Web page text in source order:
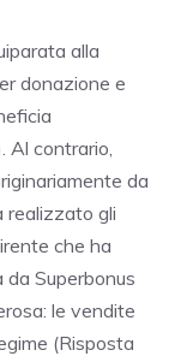
alla
donazione e
Al contrario,
da
realizzato gli
che ha
da Superbonus
le vendite
(Risposta